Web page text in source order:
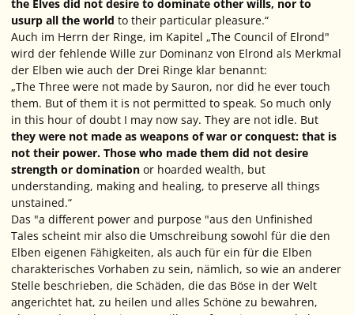
the Elves did not desire to dominate other wills, nor to
usurp all the world to their particular pleasure.“
Auch im Herrn der Ringe, im Kapitel „The Council of Elrond"
wird der fehlende Wille zur Dominanz von Elrond als Merkmal
der Elben wie auch der Drei Ringe klar benannt:
„The Three were not made by Sauron, nor did he ever touch
them. But of them it is not permitted to speak. So much only
in this hour of doubt I may now say. They are not idle. But
they were not made as weapons of war or conquest: that is
not their power. Those who made them did not desire
strength or domination or hoarded wealth, but
understanding, making and healing, to preserve all things
unstained.“
Das "a different power and purpose "aus den Unfinished
Tales scheint mir also die Umschreibung sowohl für die den
Elben eigenen Fähigkeiten, als auch für ein für die Elben
charakterisches Vorhaben zu sein, nämlich, so wie an anderer
Stelle beschrieben, die Schäden, die das Böse in der Welt
angerichtet hat, zu heilen und alles Schöne zu bewahren,